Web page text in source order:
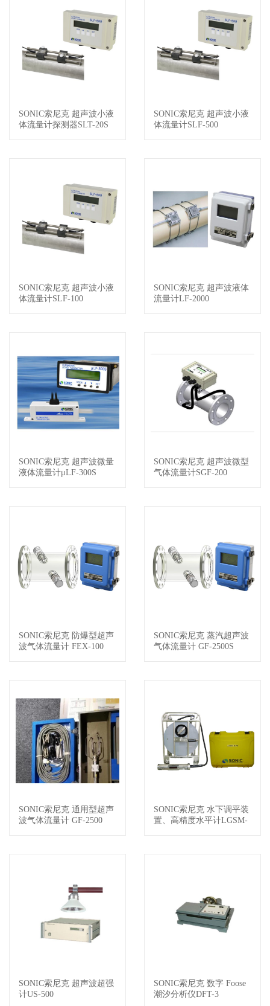
查看详情
SONIC索尼克 超声波小液
体流量计探测器SLT-20S
查看详情
SONIC索尼克 超声波小液
体流量计SLF-500
查看详情
SONIC索尼克 超声波小液
体流量计SLF-100
查看详情
SONIC索尼克 超声波液体
流量计LF-2000
查看详情
SONIC索尼克 超声波微量
液体流量计μLF-300S
查看详情
SONIC索尼克 超声波微型
气体流量计SGF-200
查看详情
SONIC索尼克 防爆型超声
波气体流量计 FEX-100
查看详情
SONIC索尼克 蒸汽超声波
气体流量计 GF-2500S
查看详情
SONIC索尼克 通用型超声
波气体流量计 GF-2500
查看详情
SONIC索尼克 水下调平装
置、高精度水平计LGSM-
查看详情
SONIC索尼克 超声波超强
计US-500
查看详情
SONIC索尼克 数字 Foose
潮汐分析仪DFT-3